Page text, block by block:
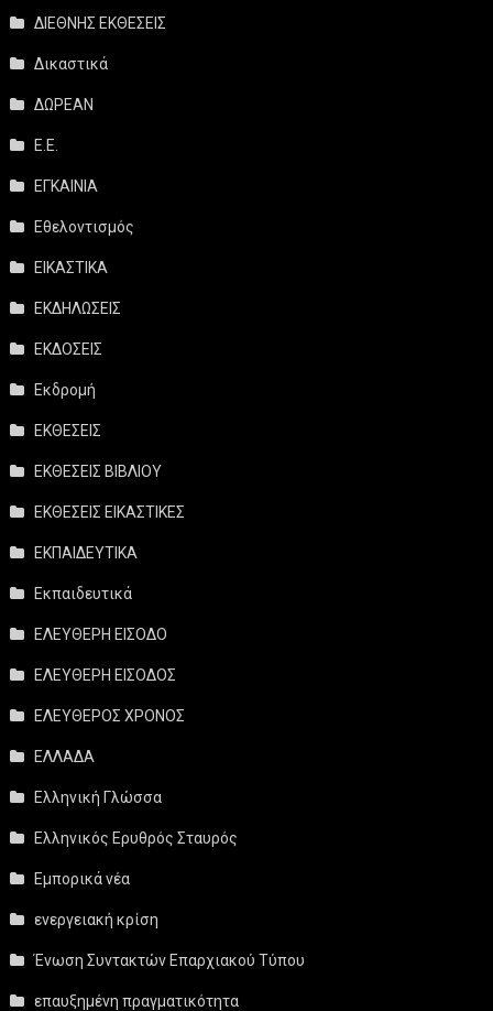
ΔΙΕΘΝΗΣ ΕΚΘΕΣΕΙΣ
Δικαστικά
ΔΩΡΕΑΝ
Ε.Ε.
ΕΓΚΑΙΝΙΑ
Εθελοντισμός
ΕΙΚΑΣΤΙΚΑ
ΕΚΔΗΛΩΣΕΙΣ
ΕΚΔΟΣΕΙΣ
Εκδρομή
ΕΚΘΕΣΕΙΣ
ΕΚΘΕΣΕΙΣ ΒΙΒΛΙΟΥ
ΕΚΘΕΣΕΙΣ ΕΙΚΑΣΤΙΚΕΣ
ΕΚΠΑΙΔΕΥΤΙΚΑ
Εκπαιδευτικά
ΕΛΕΥΘΕΡΗ ΕΙΣΟΔΟ
ΕΛΕΥΘΕΡΗ ΕΙΣΟΔΟΣ
ΕΛΕΥΘΕΡΟΣ ΧΡΟΝΟΣ
ΕΛΛΑΔΑ
Ελληνική Γλώσσα
Ελληνικός Ερυθρός Σταυρός
Εμπορικά νέα
ενεργειακή κρίση
Ένωση Συντακτών Επαρχιακού Τύπου
επαυξημένη πραγματικότητα